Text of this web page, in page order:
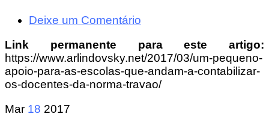
Deixe um Comentário
Link permanente para este artigo:
https://www.arlindovsky.net/2017/03/um-pequeno-
apoio-para-as-escolas-que-andam-a-contabilizar-
os-docentes-da-norma-travao/
Mar 18 2017